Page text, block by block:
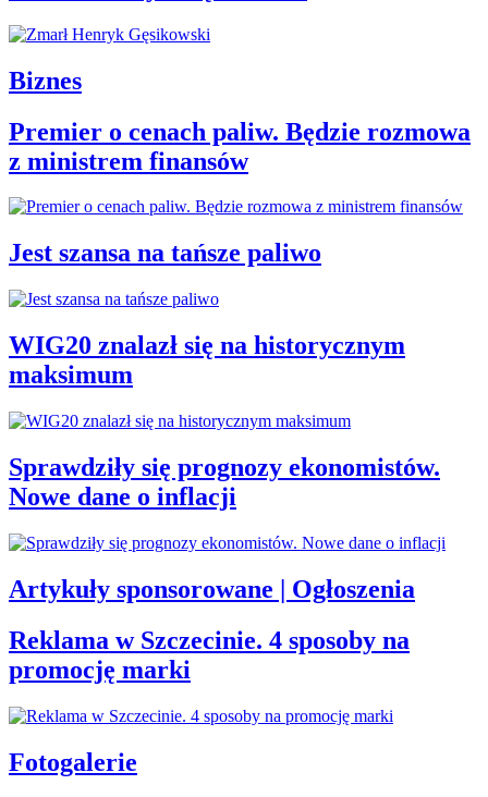
Biznes
Premier o cenach paliw. Będzie rozmowa
z ministrem finansów
Jest szansa na tańsze paliwo
WIG20 znalazł się na historycznym
maksimum
Sprawdziły się prognozy ekonomistów.
Nowe dane o inflacji
Artykuły sponsorowane | Ogłoszenia
Reklama w Szczecinie. 4 sposoby na
promocję marki
Fotogalerie